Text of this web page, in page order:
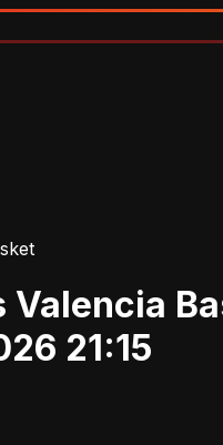
Valencia
21:15